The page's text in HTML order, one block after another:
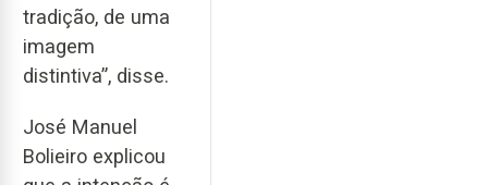
tradição, de uma
imagem
distintiva”, disse.
José Manuel
Bolieiro explicou